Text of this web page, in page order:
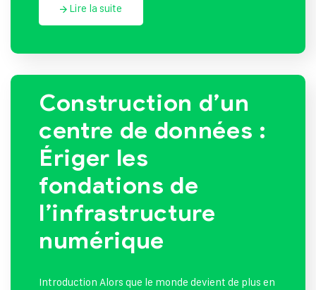
Lire la suite
Construction d’un
centre de données :
Ériger les
fondations de
l’infrastructure
numérique
Introduction Alors que le monde devient de plus en